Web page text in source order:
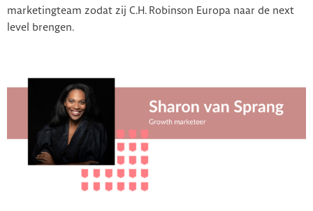
marketingteam zodat zij C.H. Robinson Europa naar de next
level brengen.